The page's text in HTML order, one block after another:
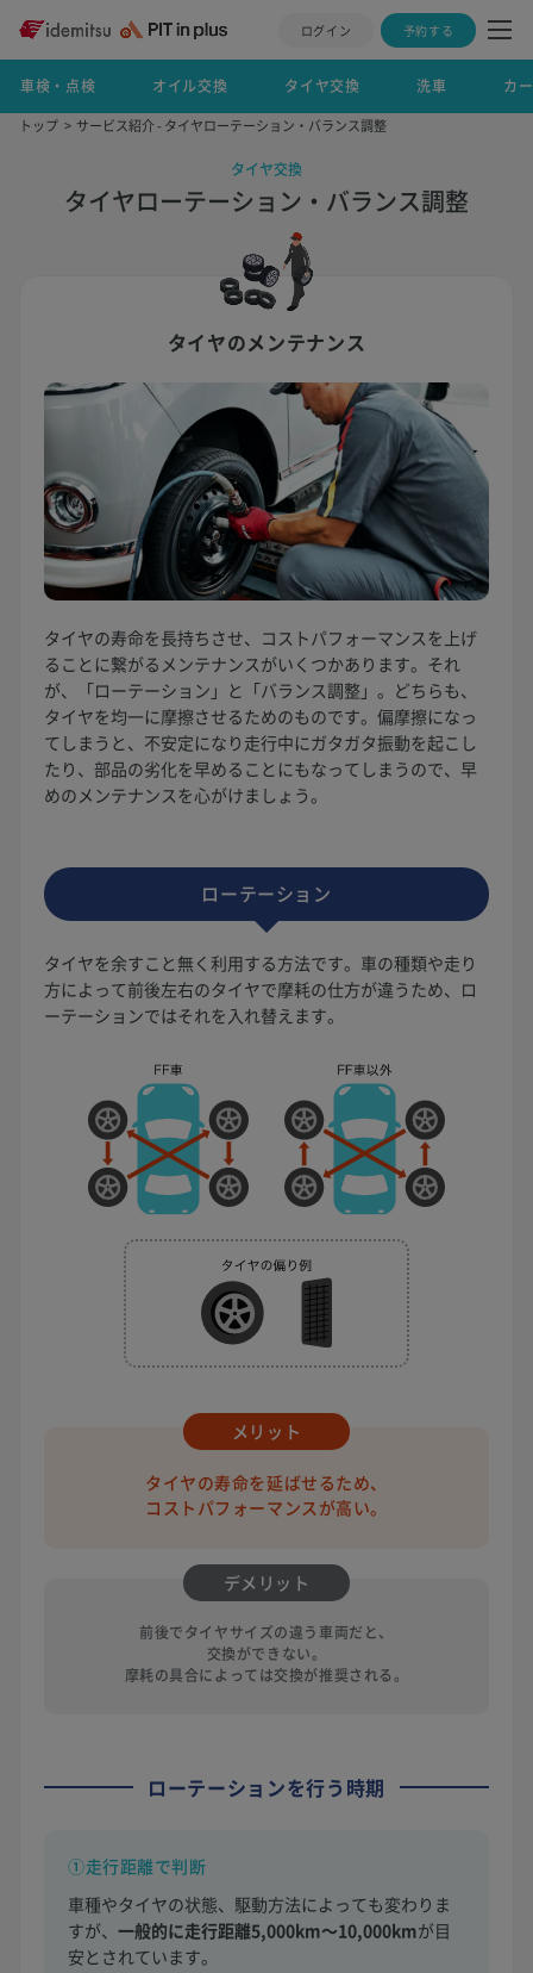
ログイン 予約する
車検・点検 オイル交換 タイヤ交換 洗車 カ
トップ サービス紹介 - タイヤローテーション・バランス調整
タイヤ交換
タイヤローテーション・バランス調整
タイヤのメンテナンス
タイヤの寿命を長持ちさせ、コストパフォーマンスを上げ
ることに繋がるメンテナンスがいくつかあります。それ
が、「ローテーション」と「バランス調整」。どちらも、
タイヤを均一に摩擦させるためのものです。偏摩擦になっ
てしまうと、不安定になり走行中にガタガタ振動を起こし
たり、部品の劣化を早めることにもなってしまうので、早
めのメンテナンスを心がけましょう。
ローテーション
タイヤを余すこと無く利用する方法です。車の種類や走り
方によって前後左右のタイヤで摩耗の仕方が違うため、ロ
ーテーションではそれを入れ替えます。
メリット
タイヤの寿命を延ばせるため、
コストパフォーマンスが高い。
デメリット
前後でタイヤサイズの違う車両だと、
交換ができない。
摩耗の具合によっては交換が推奨される。
ローテーションを行う時期
①走行距離で判断
車種やタイヤの状態、駆動方法によっても変わりま
すが、 一般的に走行距離5,000km〜10,000kmが目
安とされています。